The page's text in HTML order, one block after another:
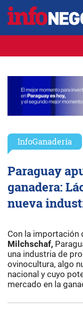
InfoGanadería
Paraguay
ganadera:
nueva
Con la importación
Milchschaf,
una industria de
ovinocultura, algo
nacional y cuyo
mercado en la